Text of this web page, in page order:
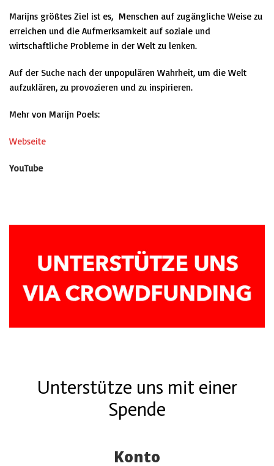
Marijns größtes Ziel ist es, Menschen auf zugängliche Weise zu
erreichen und die Aufmerksamkeit auf soziale und
wirtschaftliche Probleme in der Welt zu lenken.
Auf der Suche nach der unpopulären Wahrheit, um die Welt
aufzuklären, zu provozieren und zu inspirieren.
Mehr von Marijn Poels:
Webseite
YouTube
Unterstütze uns mit einer
Spende
Konto